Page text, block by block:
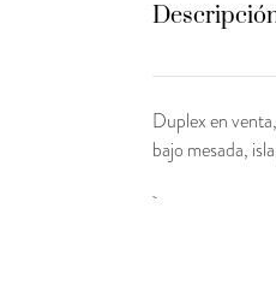
Duplex en
bajo mesada,